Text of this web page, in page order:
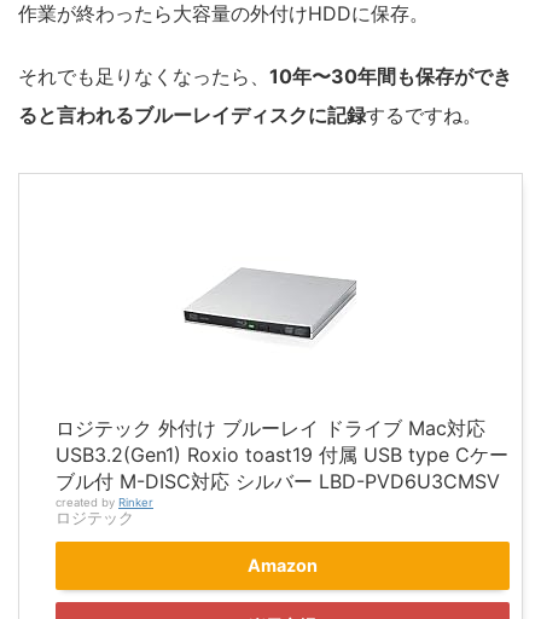
作業が終わったら大容量の外付けHDDに保存。
それでも足りなくなったら、 10年〜30年間も保存ができ
ると言われるブルーレイディスクに記録するですね。
ロジテック 外付け ブルーレイ ドライブ Mac対応
USB3.2(Gen1) Roxio toast19 付属 USB type Cケー
ブル付 M-DISC対応 シルバー LBD-PVD6U3CMSV
created by Rinker
ロジテック
Amazon